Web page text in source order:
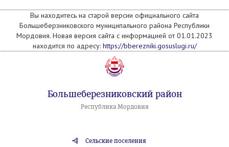
Вы находитесь на старой версии официального сайта
Большеберзниковского муниципального района Республики
Мордовия. Новая версия сайта с информацией от 01.01.2023
находится по адресу: https://bberezniki.gosuslugi.ru/
Большеберезниковский район
Республика Мордовия
Сельские поселения